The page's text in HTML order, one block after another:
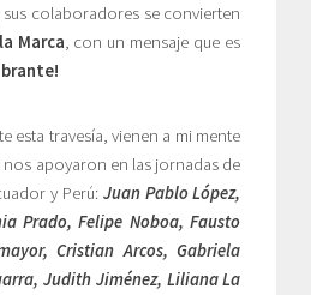
colaboradores se convierten
Marca, con un mensaje que es
esta travesía, vienen a mi mente
nos apoyaron en las jornadas de
y Perú: Juan Pablo López,
Prado, Felipe Noboa, Fausto
Cristian Arcos, Gabriela
Judith Jiménez, Liliana La